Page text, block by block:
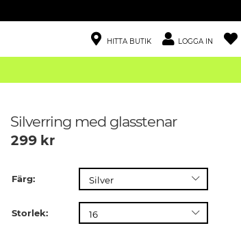
HITTA BUTIK LOGGA IN
Silverring med glasstenar
299kr
Färg:
Storlek: